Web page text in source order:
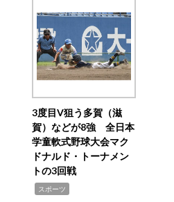
3度目V狙う多賀（滋
賀）などが8強 全日本
学童軟式野球大会マク
ドナルド・トーナメン
トの3回戦
スポーツ